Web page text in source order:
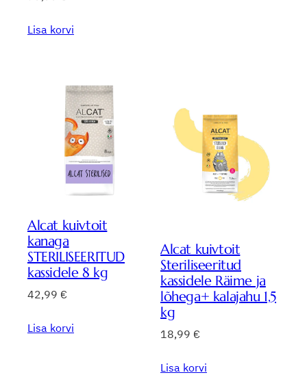
Lisa korvi
Alcat kuivtoit
kanaga
STERILISEERITUD
kassidele 8 kg
42,99 €
Lisa korvi
Alcat kuivtoit
Steriliseeritud
kassidele Räime ja
lõhega+ kalajahu 1,5
kg
18,99 €
Lisa korvi